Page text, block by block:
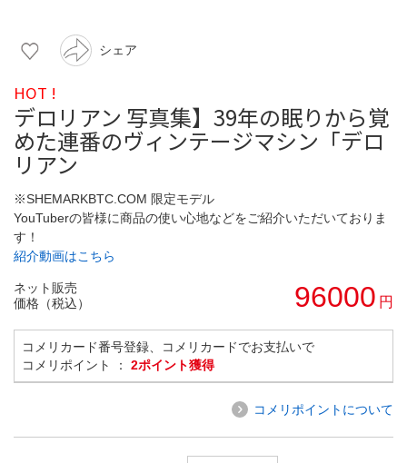
シェア
HOT !
デロリアン 写真集】39年の眠りから覚
めた連番のヴィンテージマシン「デロ
リアン
※SHEMARKBTC.COM 限定モデル
YouTuberの皆様に商品の使い心地などをご紹介いただいておりま
す！
紹介動画はこちら
ネット販売
価格（税込）
96000 円
コメリカード番号登録、コメリカードでお支払いで
コメリポイント ： 2ポイント獲得
コメリポイントについて